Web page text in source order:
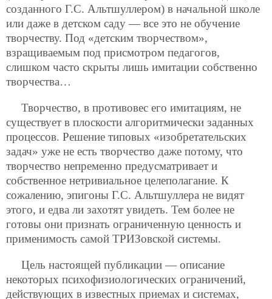
созданного Г.С. Альтшуллером) в начальной школе
или даже в детском саду — все это не обучение
творчеству. Под «детским творчеством»,
взращиваемым под присмотром педагогов,
слишком часто скрыты лишь имитации собственно
творчества…
Творчество, в противовес его имитациям, не
существует в плоскости алгоритмически заданных
процессов. Решение типовых «изобретательских
задач» уже не есть творчество даже потому, что
творчество непременно предусматривает и
собственное нетривиальное целеполагание. К
сожалению, эпигоны Г.С. Альтшуллера не видят
этого, и едва ли захотят увидеть. Тем более не
готовы они признать ограниченную ценность и
применимость самой ТРИЗовской системы.
Цель настоящей публикации — описание
некоторых психофизиологических ограничений,
действующих в известных приемах и системах,